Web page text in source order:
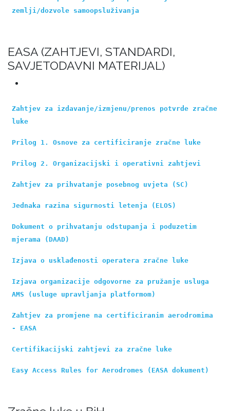
zemlji/dozvole samoopsluživanja
EASA (ZAHTJEVI, STANDARDI,
SAVJETODAVNI MATERIJAL)
Zahtjev za izdavanje/izmjenu/prenos potvrde zračne
luke
Prilog 1. Osnove za certificiranje zračne luke
Prilog 2. Organizacijski i operativni zahtjevi
Zahtjev za prihvatanje posebnog uvjeta (SC)
Jednaka razina sigurnosti letenja (ELOS)
Dokument o prihvatanju odstupanja i poduzetim
mjerama (DAAD)
Izjava o usklađenosti operatera zračne luke
Izjava organizacije odgovorne za pružanje usluga
AMS (usluge upravlјanja platformom)
Zahtjev za promjene na certificiranim aerodromima
- EASA
Certifikacijski zahtjevi za zračne luke
Easy Access Rules for Aerodromes (EASA dokument)